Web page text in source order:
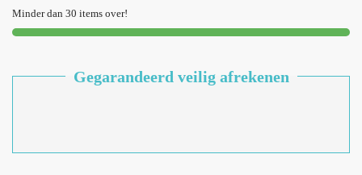
Minder dan 30 items over!
Gegarandeerd veilig afrekenen